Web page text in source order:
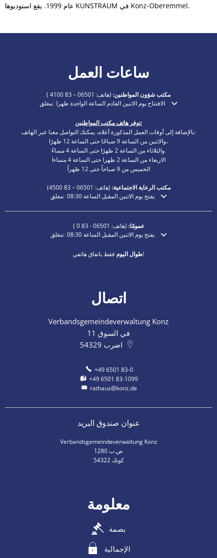
عام 1999. يقع استوديوها KUNSTRAUM في Konz-Oberemmel.
ساعات العمل
مكتب شؤون المواطنين: (هاتف:
)
انقر لإخفاء أوقات الفتح أو الإغلاق الإضافية
مغلق: الافتتاح يوم الاثنين القادم الساعة الواحدة ظهرا
توفر هاتف مكتب المواطنين:
بالإضافة إلى أوقات العمل المذكورة أعلاه، يمكنك التواصل معنا عبر الهاتف:
والاثنين من الساعة 9 صباحًا حتى الساعة 12 ظهرًا،
والثلاثاء من الساعة 2 ظهرًا حتى الساعة 4 مساءً.
الاربعاء من الساعة 2 ظهرا حتى الساعة 4 مساءا
الخميس من 9 صباحاً حتى 12 ظهراً
مكتب الرعاية الاجتماعية: (هاتف:
4500)
انقر لإخفاء أوقات الفتح أو الإغلاق الإضافية
مغلق: يفتح يوم الاثنين المقبل الساعة 08:30
عمومًا: (هاتف:
)
انقر لإخفاء أوقات الفتح أو الإغلاق الإضافية
مغلق: يفتح يوم الاثنين المقبل الساعة 08:30
طوال اليومفقط باتفاق هاتفي!
اتصال
Verbandsgemeindeverwaltung Konz
في السوق 11
54329 اضرب
+49 6501 83-0
+49 6501 83-1099
rathaus@konz.de
عنوان صندوق البريد
Verbandsgemeindeverwaltung Konz
ص.ب 1280
54322 كونك
معلومة
بصمة
الإجمالية